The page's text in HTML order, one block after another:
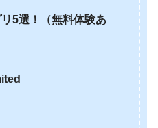
5選！（無料体験あ